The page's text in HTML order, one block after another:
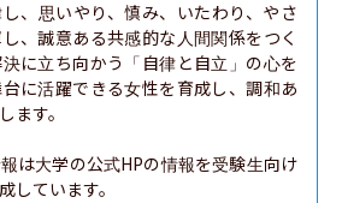
、思いやり、慎み、いたわり、やさ
、誠意ある共感的な人間関係をつく
に立ち向かう「自律と自立」の心を
に活躍できる女性を育成し、調和あ
ます。
は大学の公式HPの情報を受験生向け
しています。